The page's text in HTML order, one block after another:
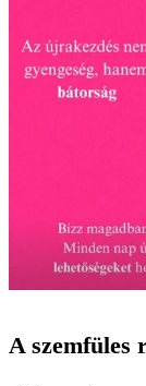
A szemfüles